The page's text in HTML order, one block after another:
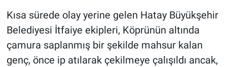
Kısa sürede olay yerine gelen Hatay Büyükşehir
Belediyesi İtfaiye ekipleri, Köprünün altında
çamura saplanmış bir şekilde mahsur kalan
genç, önce ip atılarak çekilmeye çalışıldı ancak,